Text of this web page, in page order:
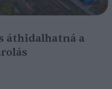
áthidalhatná a